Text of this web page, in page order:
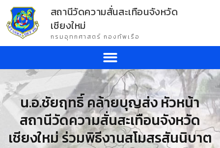
สถานีวัดความสั่นสะเทือนจังหวัด
เชียงใหม่
กรมอุทกศาสตร์ กองทัพเรือ
น.อ.ชัยฤทธิ์ คล้ายบุญส่ง หัวหน้า
สถานีวัดความสั่นสะเทือนจังหวัด
เชียงใหม่ ร่วมพิธีงานสโมสรสันนิบาต